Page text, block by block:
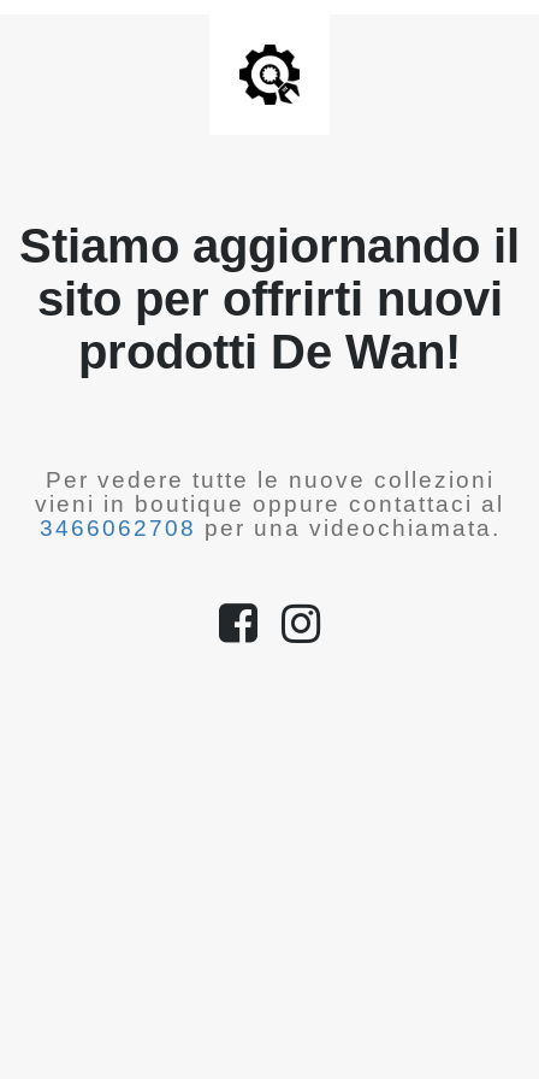
Stiamo aggiornando il
sito per offrirti nuovi
prodotti De Wan!
Per vedere tutte le nuove collezioni
vieni in boutique oppure contattaci al
3466062708 per una videochiamata.